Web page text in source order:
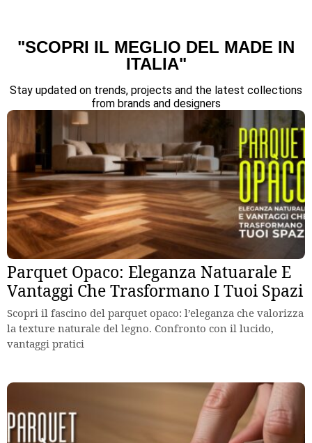
"SCOPRI IL MEGLIO DEL MADE IN
ITALIA"
Stay updated on trends, projects and the latest collections
from brands and designers
Parquet Opaco: Eleganza Natuarale E
Vantaggi Che Trasformano I Tuoi Spazi
Scopri il fascino del parquet opaco: l’eleganza che valorizza
la texture naturale del legno. Confronto con il lucido,
vantaggi pratici